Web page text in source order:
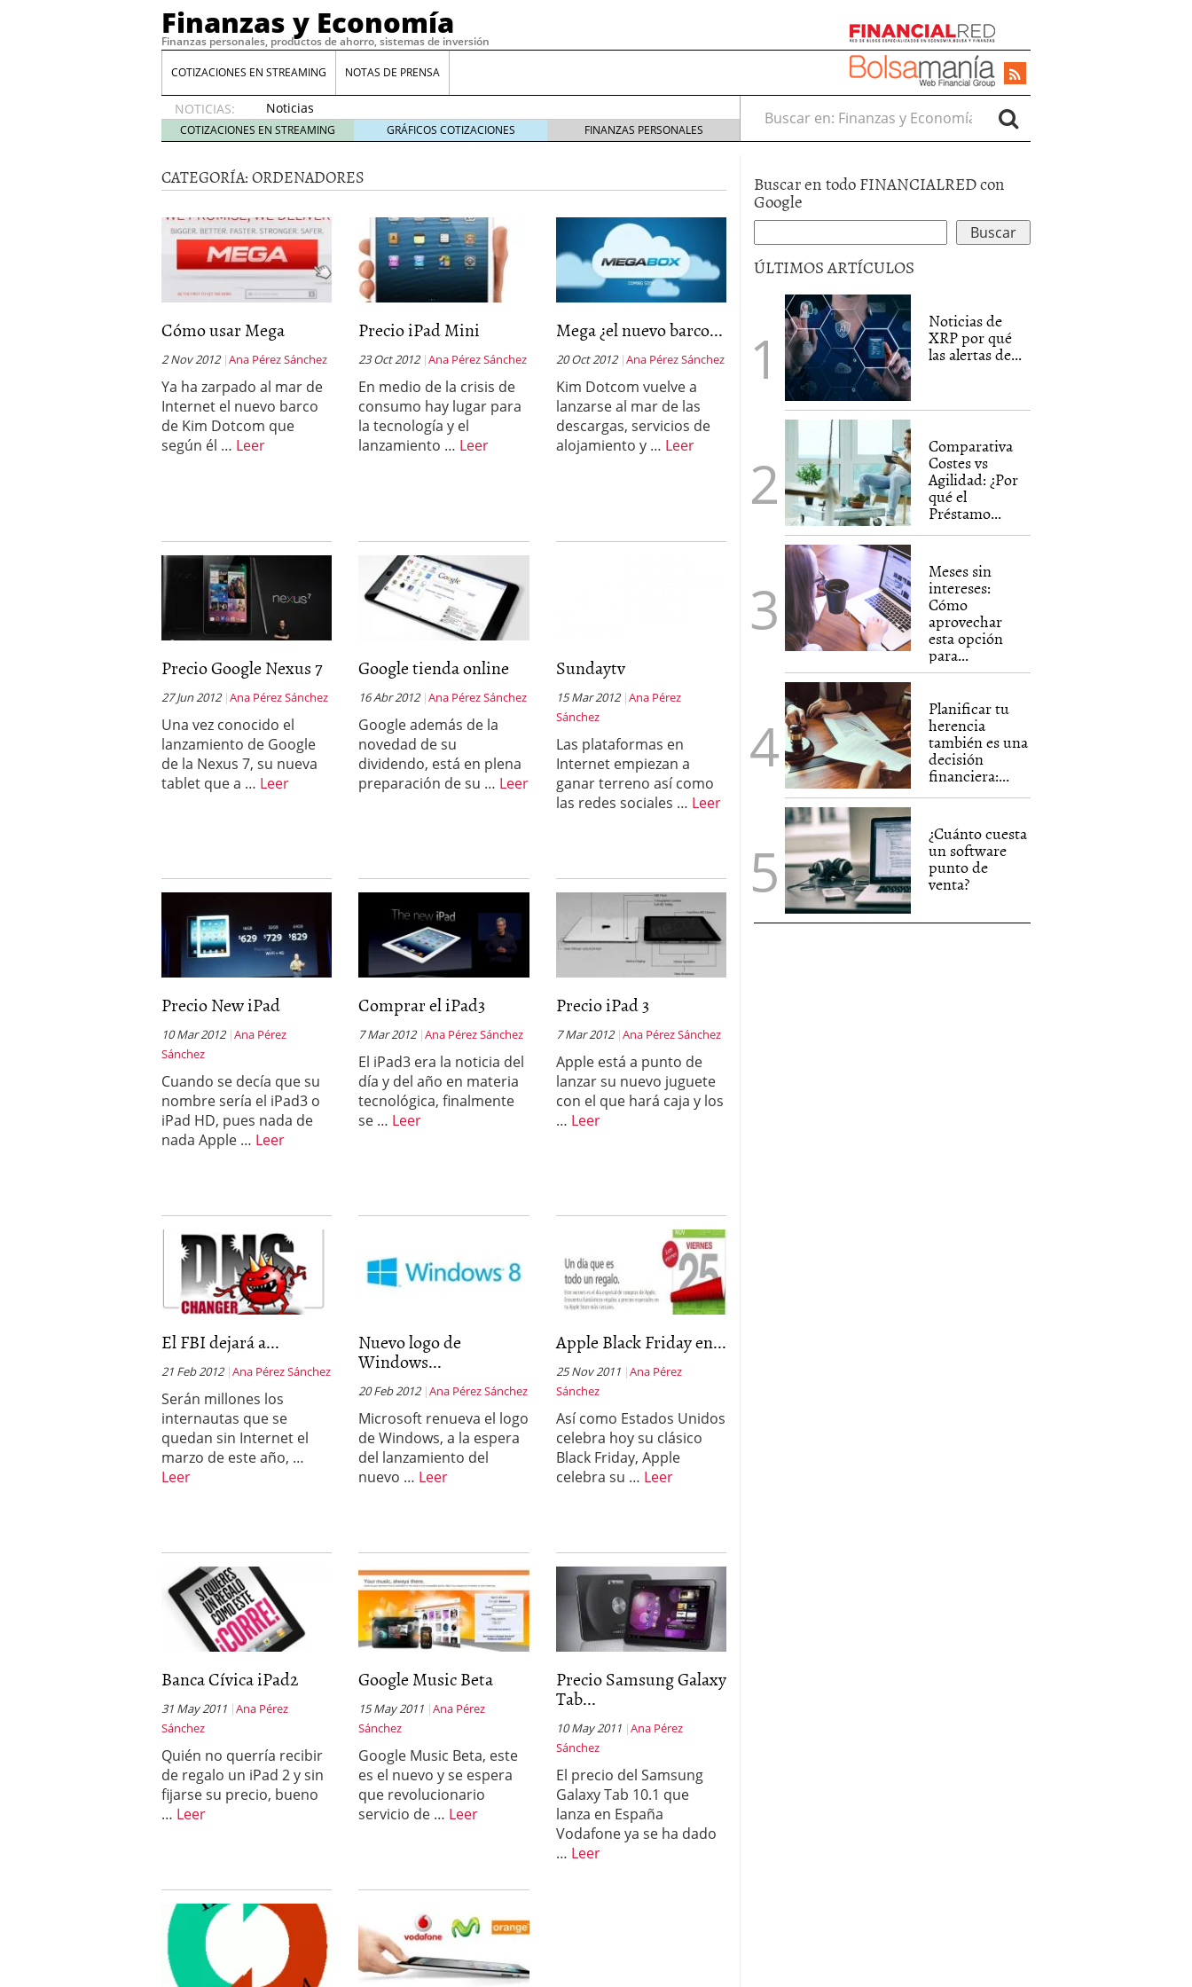
Finanzas y Economía
Finanzas personales, productos de ahorro, sistemas de inversión
COTIZACIONES EN STREAMING NOTAS DE PRENSA
NOTICIAS:
Noticias
de XRP
por qué
alertas
de
whales
suelen
llegar
tarde 16
de abril
de 2026
Comparativa Costes vs Agilidad: ¿Por qué el Préstamo Promotor privado
acelera la rentabilidad? 12 de diciembre de 2025
Meses sin intereses: Cómo aprovechar esta opción para gestionar tus
Planificar tu herencia también es una decisión financiera: cómo anticiparte
a los costes
21 de noviembre de 2025
¿Cuánto cuesta un software punto de venta?
3 de octubre de 2025
COTIZACIONES EN STREAMING GRÁFICOS COTIZACIONES FINANZAS PERSONALES
Buscar en:
CATEGORÍA:ORDENADORES
Cómo usar Mega
2 Nov 2012 Ana Pérez Sánchez
Ya ha zarpado al mar de
Internet el nuevo barco
de Kim Dotcom que
según él … Leer
Precio iPad Mini
23 Oct 2012 Ana Pérez Sánchez
En medio de la crisis de
consumo hay lugar para
la tecnología y el
lanzamiento … Leer
Mega ¿el nuevo barco...
20 Oct 2012 Ana Pérez Sánchez
Kim Dotcom vuelve a
lanzarse al mar de las
descargas, servicios de
alojamiento y … Leer
Precio Google Nexus 7
27 Jun 2012 Ana Pérez Sánchez
Una vez conocido el
lanzamiento de Google
de la Nexus 7, su nueva
tablet que a … Leer
Google tienda online
16 Abr 2012 Ana Pérez Sánchez
Google además de la
novedad de su
dividendo, está en plena
preparación de su … Leer
Sundaytv
15 Mar 2012 Ana Pérez
Sánchez
Las plataformas en
Internet empiezan a
ganar terreno así como
las redes sociales … Leer
Precio New iPad
10 Mar 2012 Ana Pérez
Sánchez
Cuando se decía que su
nombre sería el iPad3 o
iPad HD, pues nada de
nada Apple … Leer
Comprar el iPad3
7 Mar 2012 Ana Pérez Sánchez
El iPad3 era la noticia del
día y del año en materia
tecnológica, finalmente
se … Leer
Precio iPad 3
7 Mar 2012 Ana Pérez Sánchez
Apple está a punto de
lanzar su nuevo juguete
con el que hará caja y los
… Leer
El FBI dejará a...
21 Feb 2012 Ana Pérez Sánchez
Serán millones los
internautas que se
quedan sin Internet el
marzo de este año, …
Leer
Nuevo logo de
Windows...
20 Feb 2012 Ana Pérez Sánchez
Microsoft renueva el logo
de Windows, a la espera
del lanzamiento del
nuevo … Leer
Apple Black Friday en...
25 Nov 2011 Ana Pérez
Sánchez
Así como Estados Unidos
celebra hoy su clásico
Black Friday, Apple
celebra su … Leer
Banca Cívica iPad2
31 May 2011 Ana Pérez
Sánchez
Quién no querría recibir
de regalo un iPad 2 y sin
fijarse su precio, bueno
… Leer
Google Music Beta
15 May 2011 Ana Pérez
Sánchez
Google Music Beta, este
es el nuevo y se espera
que revolucionario
servicio de … Leer
Precio Samsung Galaxy
Tab...
10 May 2011 Ana Pérez
Sánchez
El precio del Samsung
Galaxy Tab 10.1 que
lanza en España
Vodafone ya se ha dado
… Leer
Buscar en todo FINANCIALRED con
Google
ÚLTIMOS ARTÍCULOS
Noticias de
XRP por qué
las alertas de...
Comparativa
Costes vs
Agilidad: ¿Por
qué el
Préstamo...
Meses sin
intereses:
Cómo
aprovechar
esta opción
para...
Planificar tu
herencia
también es una
decisión
financiera:...
¿Cuánto cuesta
un software
punto de
venta?